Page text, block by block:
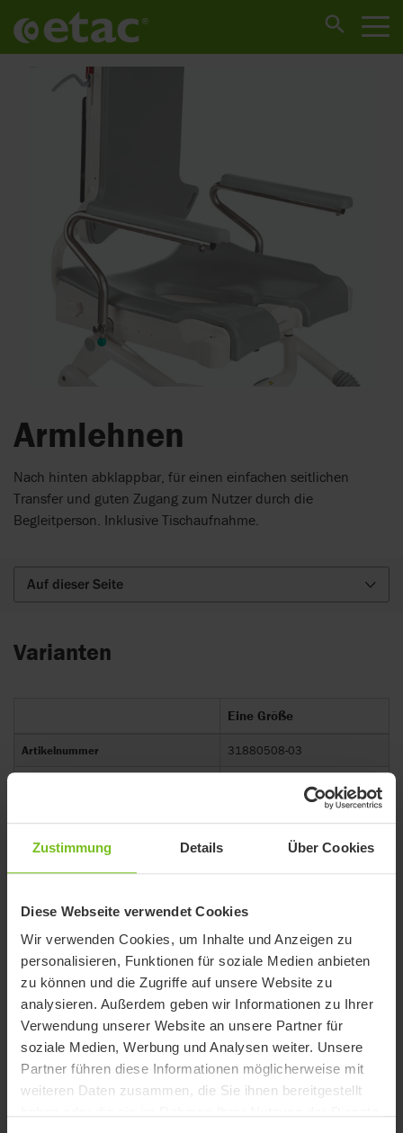
Zustimmung Details Über Cookies
Diese Webseite verwendet Cookies
Wir verwenden Cookies, um Inhalte und Anzeigen zu
personalisieren, Funktionen für soziale Medien anbieten
zu können und die Zugriffe auf unsere Website zu
analysieren. Außerdem geben wir Informationen zu Ihrer
Verwendung unserer Website an unsere Partner für
soziale Medien, Werbung und Analysen weiter. Unsere
Partner führen diese Informationen möglicherweise mit
weiteren Daten zusammen, die Sie ihnen bereitgestellt
Armlehnen
Nach hinten abklappbar, für einen einfachen seitlichen
Transfer und guten Zugang zum Nutzer durch die
Begleitperson. Inklusive Tischaufnahme.
Auf dieser Seite
Varianten
Eine Größe
Artikelnummer 31880508-03
Kompatibel mit
Dokumente
Das Herunterladen von Benutzerhandbüchern ist nur für den
zweckmäßigen Gebrauch bestimmt. Die Produkte, auf die verwiesen
wird, können ohne vorherige Ankündigung geändert werden und es
wird dem Leser empfohlen, sich bezüglich der Übereinstimmung mit